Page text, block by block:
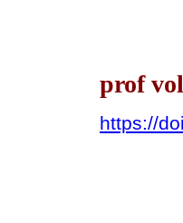
prof
https://